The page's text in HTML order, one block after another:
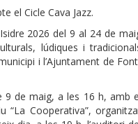
el Cicle Cava Jazz.
2026 del 9 al 24 de
lúdiques i
i l’Ajuntament de
9 de maig, a les 16 h, amb
“La Cooperativa”,